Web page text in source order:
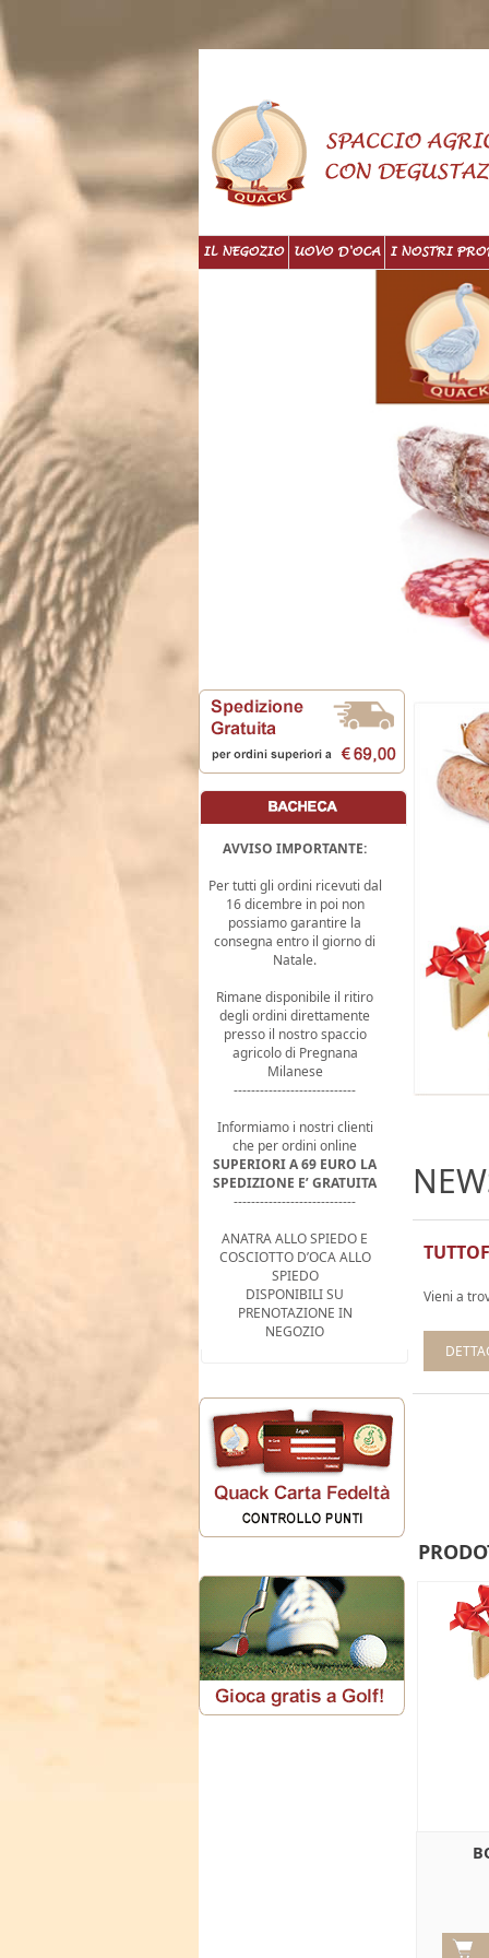
IL NEGOZIO UOVO D'OCA I NOSTRI
AVVISO IMPORTANTE:
Per tutti gli ordini ricevuti dal
16 dicembre in poi non
possiamo garantire la
consegna entro il giorno di
Natale.
Rimane disponibile il ritiro
degli ordini direttamente
presso il nostro spaccio
agricolo di Pregnana
Milanese
----------------------------
Informiamo i nostri clienti
che per ordini online
SUPERIORI A 69 EURO LA
SPEDIZIONE E’ GRATUITA
----------------------------
ANATRA ALLO SPIEDO E
COSCIOTTO D’OCA ALLO
SPIEDO
DISPONIBILI SU
PRENOTAZIONE IN
NEGOZIO
Vieni a